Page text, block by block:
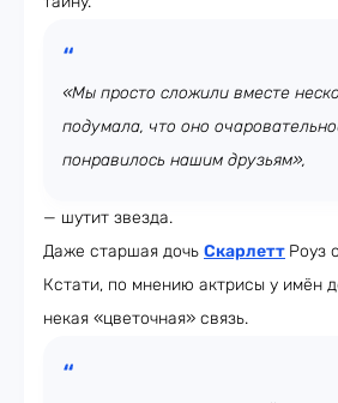
«Мы просто сложили вместе
подумала, что оно
понравилось нашим друзьям»,
— шутит звезда.
Даже старшая дочь Скарлетт Роуз
Кстати, по мнению актрисы у имён
некая «цветочная» связь.